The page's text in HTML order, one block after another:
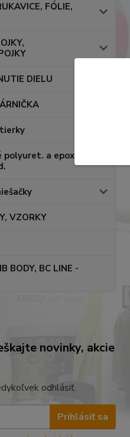
FÓLIE,
DIELU
polyuret. a epox.
VZORKY
BODY, BC LINE -
novinky, akcie
odhlásiť.
Prihlásiť sa